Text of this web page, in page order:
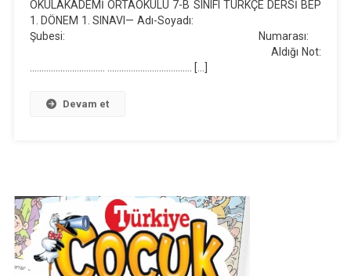
Dönem
Sınav
Soruları
OKULAKADEMİ ORTAOKULU 7-B SINIFI TÜRKÇE DERSİ BEP
1. DÖNEM 1. SINAVI— Adı-Soyadı:
Şubesi: Numarası:
Aldığı Not:
………………………….. ……………………………… […]
Devam et